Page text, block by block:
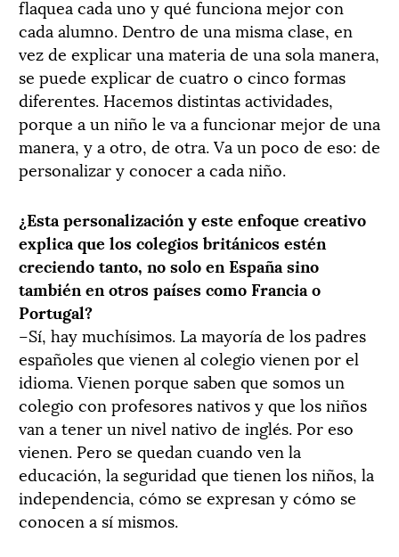
flaquea cada uno y qué funciona mejor con
cada alumno. Dentro de una misma clase, en
vez de explicar una materia de una sola manera,
se puede explicar de cuatro o cinco formas
diferentes. Hacemos distintas actividades,
porque a un niño le va a funcionar mejor de una
manera, y a otro, de otra. Va un poco de eso: de
personalizar y conocer a cada niño.
¿Esta personalización y este enfoque creativo
explica que los colegios británicos estén
creciendo tanto, no solo en España sino
también en otros países como Francia o
Portugal?
–Sí, hay muchísimos. La mayoría de los padres
españoles que vienen al colegio vienen por el
idioma. Vienen porque saben que somos un
colegio con profesores nativos y que los niños
van a tener un nivel nativo de inglés. Por eso
vienen. Pero se quedan cuando ven la
educación, la seguridad que tienen los niños, la
independencia, cómo se expresan y cómo se
conocen a sí mismos.